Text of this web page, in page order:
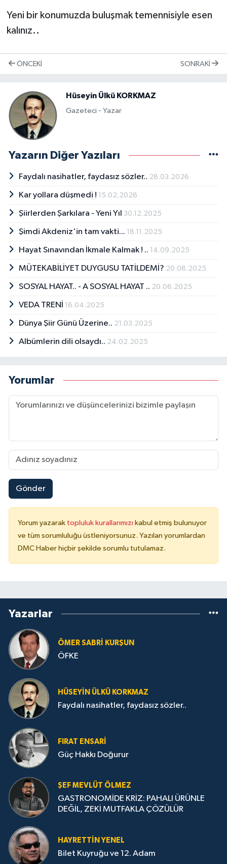
Yeni bir konumuzda buluşmak temennisiyle esen
kalınız..
ÖNCEKI SONRAKI
Hüseyin Ülkü KORKMAZ
Gazeteci - Yazar
Yazarın Diğer Yazıları
Faydalı nasihatler, faydasız sözler.. 28.03.2026
Kar yollara düşmedi ! 15.02.2026
Şiirlerden Şarkılara - Yeni Yıl 30.12.2025
Şimdi Akdeniz'in tam vakti... 18.11.2025
Hayat Sınavından İkmale Kalmak ! .. 14.09.2025
MÜTEKABİLİYET DUYGUSU TATİLDEMİ? 20.08.2025
SOSYAL HAYAT.. - A SOSYAL HAYAT .. 20.06.2025
VEDA TRENİ 16.04.2025
Dünya Şiir Günü Üzerine.. 21.03.2025
Albümlerin dili olsaydı.. 24.02.2025
Yorumlar
Gönder
Yorum yazarak topluluk kurallarımızı kabul etmiş bulunuyor
ve tüm sorumluluğu üstleniyorsunuz. Yazılan yorumlardan
DMC Haber hiçbir şekilde sorumlu tutulamaz.
Yazarlar
ÖMER SABRI KURŞUN
ÖFKE
HÜSEYIN ÜLKÜ KORKMAZ
Faydalı nasihatler, faydasız sözler..
FIRAT ENSARİ
Güç Hakkı Doğurur
ŞEF MEVLÜT ÖLMEZ
GASTRONOMİDE KRİZ: PAHALI ÜRÜNLE
DEĞİL, ZEKİ MUTFAKLA ÇÖZÜLÜR
HAYRETTIN YENEL
Bilet Kuyruğu ve 12. Adam